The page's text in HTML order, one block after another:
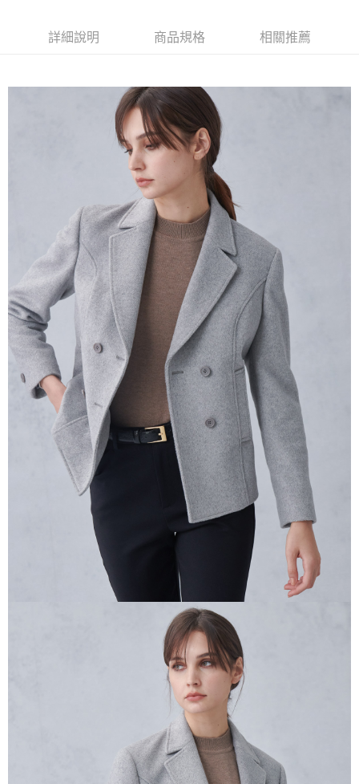
AFTEE先享後付是「在收到商品之後才付款」的支付方式。 讓您購物簡單
３．安心：先確認商品／服務後，再付款。
【「AFTEE先享後付」結帳流程】
１．於結帳方式選擇「AFTEE先享後付」後，將跳轉至「AFTEE先享後付」
結帳頁面，進行簡訊認證並確認金額後，即可完成結帳。
２．訂單成立數日內，您將收到繳費通知簡訊。
３．收到繳費通知簡訊後14天內，點擊此簡訊中的連結，可透過四大超商／
ATM／網路銀行／等多元方式進行付款，方視為交易完成。
※ 請注意：結帳手續完成當下不需立刻繳費，但若您需要取消訂單，請聯絡
購買商品的店家。未經商家同意取消之訂單仍視為有效，需透過AFTEE先享
後付繳納相關費用。
※ 交易是否成功請以「AFTEE先享後付 」之結帳頁面顯示為準，若有關於
是否繳費成功／繳費後需取消欲退款等相關疑問，請聯繫「AFTEE先享後付
客戶支援中心」
https://netprotections.freshdesk.com/support/home
【注意事項】
１．透過由恩沛科技股份有限公司提供之「AFTEE先享後付」服務完成之交
易，需依本服務之必要範圍內提供個人資料，並將交易相關給付款項請求債
權轉讓予恩沛科技股份有限公司。
２．關於個人資料處理事宜，請瀏覽以下網址：
https://aftee.tw/terms/#terms3
３．未成年的使用者請事先徵得法定代理人或監護人之同意方可使用
「AFTEE先享後付」，若未經同意申辦者引起之損失，本公司不負相關責
４．使用「AFTEE先享後付」時，將依據個別帳號之用戶狀況，依本公司即
時審查核予不同之上限額度；若仍有額度不足之情形，本公司將視審查結果
請求用戶進行身份認證。
５．嚴禁一人註冊多個帳號或使用他人資訊註冊。若發現惡意使用之情形，
恩沛科技股份有限公司將有權停止該用戶之使用額度並採取法律行動。
ATM付款
每筆NT$120，滿NT$3,000(含以上)免運費
每筆NT$350，滿NT$3,500(含以上)免運費
LINEX 宇迅國際
詳細說明 商品規格 相關推薦